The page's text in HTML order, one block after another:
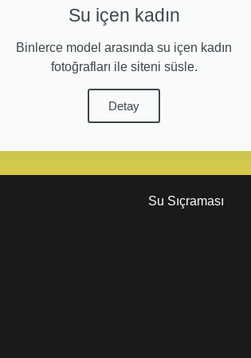
Su içen kadın
Binlerce model arasında su içen kadın
fotoğrafları ile siteni süsle.
Detay
Su Sıçraması